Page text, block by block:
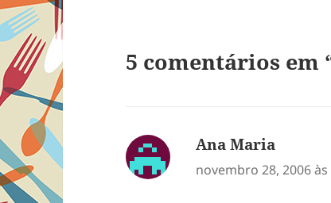
5 comentários em
Ana Maria
novembro 28, 2006 às